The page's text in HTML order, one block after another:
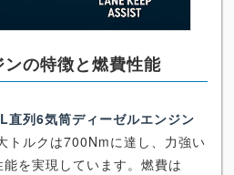
の特徴と燃費性能
列6気筒ディーゼルエンジン
トルクは700Nmに達し、力強い
を実現しています。燃費は